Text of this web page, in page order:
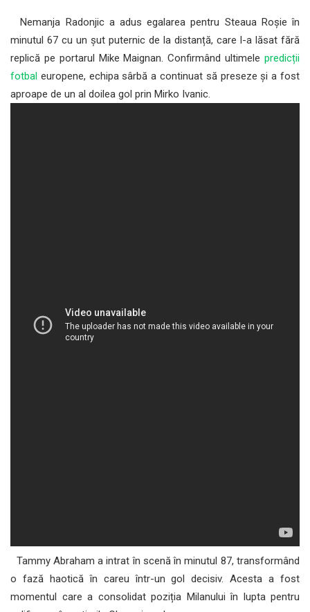
Nemanja Radonjic a adus egalarea pentru Steaua Roșie în
minutul 67 cu un șut puternic de la distanță, care l-a lăsat fără
replică pe portarul Mike Maignan. Confirmând ultimele predicții
fotbal europene, echipa sârbă a continuat să preseze și a fost
aproape de un al doilea gol prin Mirko Ivanic.
Tammy Abraham a intrat în scenă în minutul 87, transformând
o fază haotică în careu într-un gol decisiv. Acesta a fost
momentul care a consolidat poziția Milanului în lupta pentru